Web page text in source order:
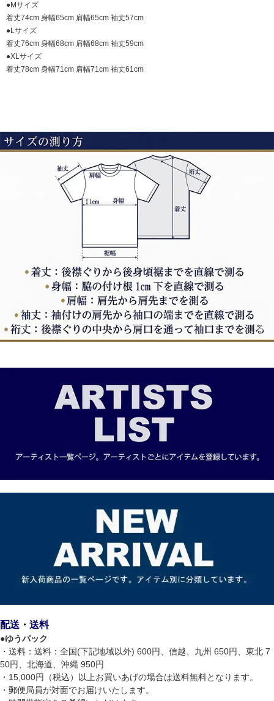
●Mサイズ
着丈74cm 身幅65cm 肩幅65cm 袖丈57cm
●Lサイズ
着丈76cm 身幅68cm 肩幅68cm 袖丈59cm
●XLサイズ
着丈78cm 身幅71cm 肩幅71cm 袖丈61cm
配送・送料
●ゆうパック
・送料：送料：全国(下記地域以外) 600円、信越、九州 650円、東北 7
50円、北海道、沖縄 950円
・15,000円（税込）以上お買いあげの場合は送料無料となります。
・郵便局員が対面でお届けいたします。